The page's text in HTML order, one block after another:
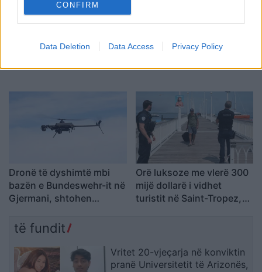
CONFIRM
Data Deletion Data Access Privacy Policy
nga toka dhe ajri për
artificiale nga gjermanët
Dronë të dyshimtë mbi
bazën e Bundeswehr-it në
Gjermani, shtohen
hibrid” rus
Orë luksoze me vlerë 300
mijë dollarë i vidhet
turistit në Saint-Tropez,
të fundit
Vritet 20-vjeçarja në konviktin
pranë Universitetit të Arizonës,